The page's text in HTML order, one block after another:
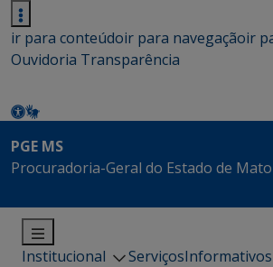
ir para conteúdoir para navegaçãoir
Ouvidoria Transparência
PGE MS
Procuradoria-Geral do Estado de
Institucional ServiçosInformativos